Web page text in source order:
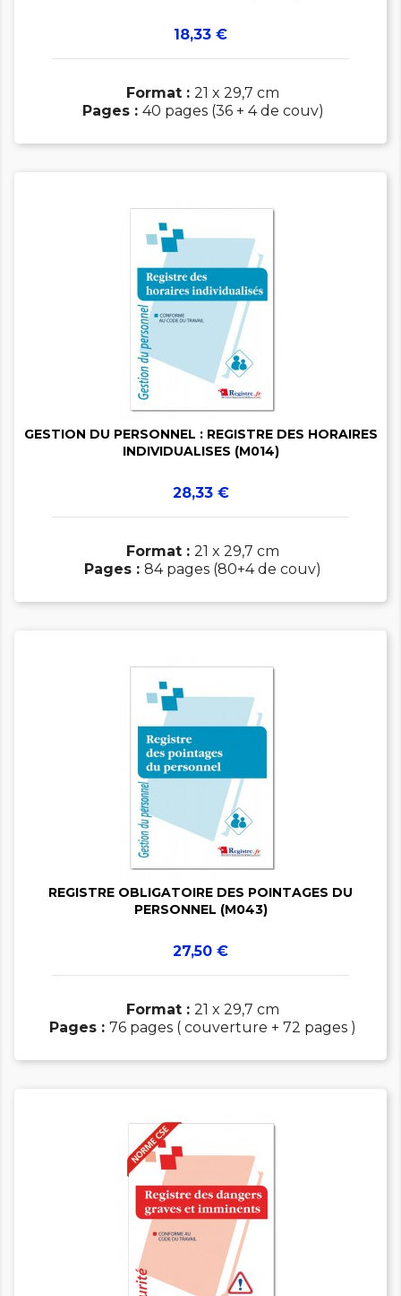
Prix
18,33 €
Format : 21 x 29,7 cm
Pages : 40 pages (36 + 4 de couv)


GESTION DU PERSONNEL : REGISTRE DES HORAIRES
INDIVIDUALISES (M014)
Prix
28,33 €
Format : 21 x 29,7 cm
Pages : 84 pages (80+4 de couv)


REGISTRE OBLIGATOIRE DES POINTAGES DU
PERSONNEL (M043)
Prix
27,50 €
Format : 21 x 29,7 cm
Pages : 76 pages ( couverture + 72 pages )
